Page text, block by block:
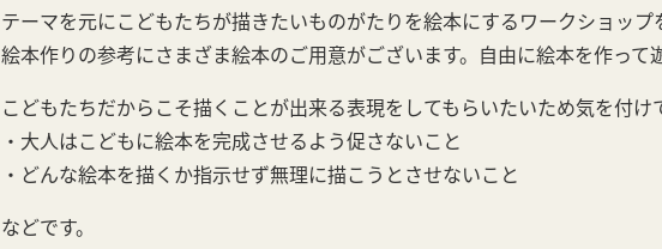
テーマを元にこどもたちが描きたいものがたりを絵本にするワークショップ
絵本作りの参考にさまざま絵本のご用意がございます。自由に絵本を作って
こどもたちだからこそ描くことが出来る表現をしてもらいたいため気を付け
・大人はこどもに絵本を完成させるよう促さないこと
・どんな絵本を描くか指示せず無理に描こうとさせないこと
などです。